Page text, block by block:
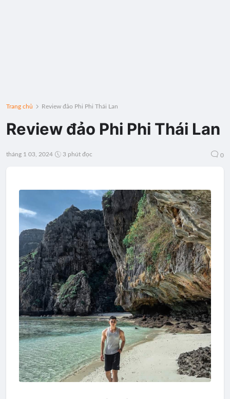
Trang chủ Review đảo Phi Phi Thái Lan
Review đảo Phi Phi Thái Lan
tháng 1 03, 2024 3 phút đọc 0